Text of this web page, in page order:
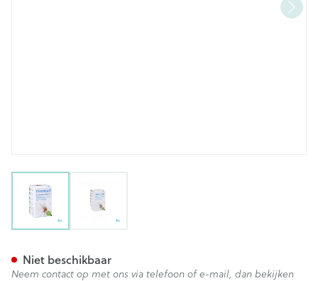
View larger image
Niet beschikbaar
Neem contact op met ons via telefoon of e-mail, dan bekijken